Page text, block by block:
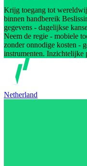
Krijg toegang tot
binnen handbereik
gegevens - dagelijkse
Neem de regie - mobiele
zonder onnodige kosten -
instrumenten. Inzichtelijke
Netherland